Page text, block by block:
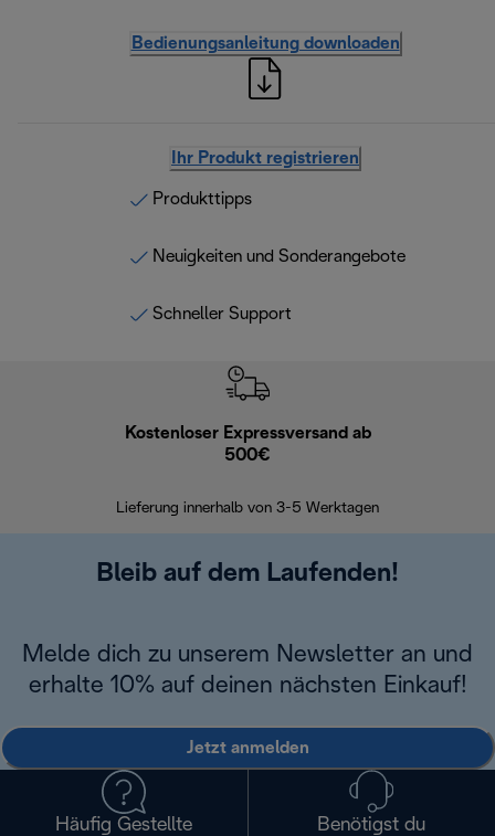
Bedienungsanleitung downloaden
Ihr Produkt registrieren
Produkttipps
Neuigkeiten und Sonderangebote
Schneller Support
Kostenloser Expressversand ab
500€
Lieferung innerhalb von 3-5 Werktagen
Bleib auf dem Laufenden!
Melde dich zu unserem Newsletter an und
erhalte 10% auf deinen nächsten Einkauf!
Jetzt anmelden
Häufig Gestellte
Benötigst du